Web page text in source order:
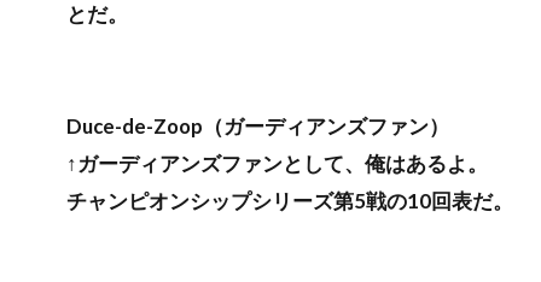
とだ。
Duce-de-Zoop（ガーディアンズファン）
↑ガーディアンズファンとして、俺はあるよ。
チャンピオンシップシリーズ第5戦の10回表だ。